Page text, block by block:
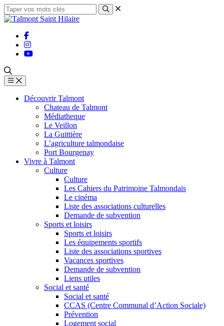
Découvrir Talmont
Chateau de Talmont
Médiatheque
Le Veillon
La Guittière
L’agriculture talmondaise
Port Bourgenay
Vivre à Talmont
Culture
Culture
Les Cahiers du Patrimoine Talmondais
Le cinéma
Liste des associations culturelles
Demande de subvention
Sports et loisirs
Sports et loisirs
Les équipements sportifs
Liste des associations sportives
Vacances sportives
Demande de subvention
Liens utiles
Social et santé
Social et santé
CCAS (Centre Communal d’Action Sociale)
Prévention
Logement social